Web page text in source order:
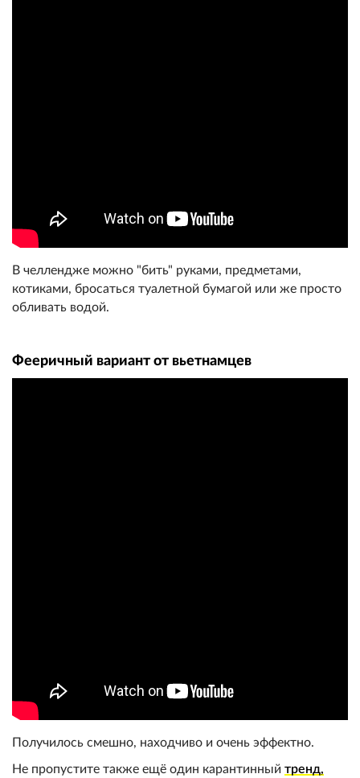
В челлендже можно "бить" руками, предметами,
котиками, бросаться туалетной бумагой или же просто
обливать водой.
Фееричный вариант от вьетнамцев
Получилось смешно, находчиво и очень эффектно.
Не пропустите также ещё один карантинный тренд,